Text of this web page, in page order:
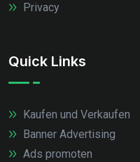
Privacy
Quick Links
Kaufen und Verkaufen
Banner Advertising
Ads promoten